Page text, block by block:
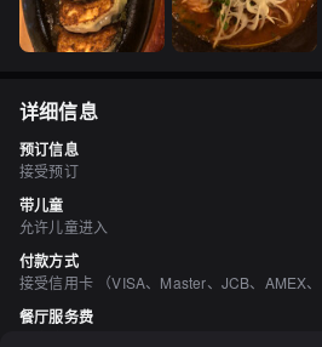
详细信息
预订信息
接受预订
带儿童
允许儿童进入
付款方式
接受信用卡 （VISA、Master、JCB、AMEX
餐厅服务费